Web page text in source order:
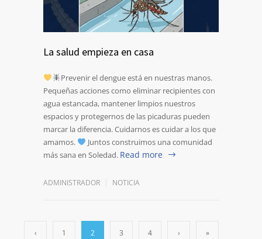
La salud empieza en casa
Prevenir el dengue está en nuestras manos.
Pequeñas acciones como eliminar recipientes con
agua estancada, mantener limpios nuestros
espacios y protegernos de las picaduras pueden
marcar la diferencia. Cuidarnos es cuidar a los que
amamos.
Juntos construimos una comunidad
más sana en Soledad. Read more
ADMINISTRADOR NOTICIA
‹ 1 2 3 4 › »